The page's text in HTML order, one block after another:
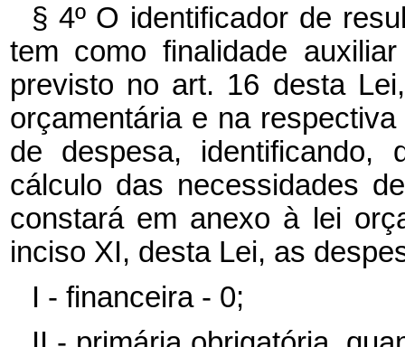
§ 4º O identificador de
tem como finalidade
previsto no art. 16 desta
orçamentária e na
de despesa,
cálculo das necessidades
constará em anexo à lei
inciso XI, desta Lei, as
I - financeira - 0;